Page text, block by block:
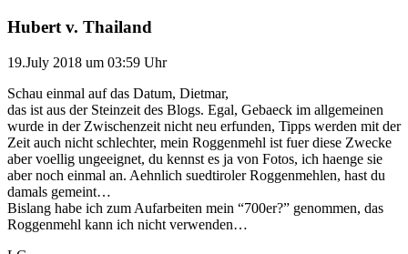
Hubert v. Thailand
19.July 2018 um 03:59 Uhr
Schau einmal auf das Datum, Dietmar,
das ist aus der Steinzeit des Blogs. Egal, Gebaeck im allgemeinen
wurde in der Zwischenzeit nicht neu erfunden, Tipps werden mit der
Zeit auch nicht schlechter, mein Roggenmehl ist fuer diese Zwecke
aber voellig ungeeignet, du kennst es ja von Fotos, ich haenge sie
aber noch einmal an. Aehnlich suedtiroler Roggenmehlen, hast du
damals gemeint…
Bislang habe ich zum Aufarbeiten mein “700er?” genommen, das
Roggenmehl kann ich nicht verwenden…